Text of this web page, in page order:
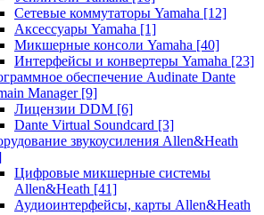
Сетевые коммутаторы Yamaha [12]
Аксессуары Yamaha [1]
Микшерные консоли Yamaha [40]
Интерфейсы и конвертеры Yamaha [23]
обеспечение Audinate Dante
Manager [9]
Лицензии DDM [6]
Dante Virtual Soundcard [3]
звукоусиления Allen&Heath
Цифровые микшерные системы
Allen&Heath [41]
Аудиоинтерфейсы, карты Allen&Heath